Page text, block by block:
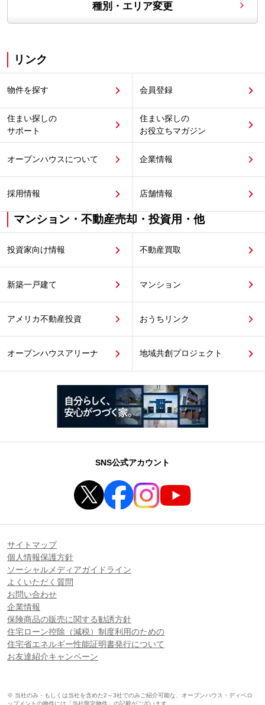
種別・エリア変更
リンク
物件を探す 会員登録
住まい探しの
サポート
住まい探しの
お役立ちマガジン
オープンハウスについて 企業情報
採用情報 店舗情報
マンション・不動産売却・投資用・他
投資家向け情報 不動産買取
新築一戸建て マンション
アメリカ不動産投資 おうちリンク
オープンハウスアリーナ 地域共創プロジェクト
SNS公式アカウント
サイトマップ
個人情報保護方針
ソーシャルメディアガイドライン
よくいただく質問
お問い合わせ
企業情報
保険商品の販売に関する勧誘方針
住宅ローン控除（減税）制度利用のための
住宅省エネルギー性能証明書発行について
お友達紹介キャンペーン
※ 当社のみ・もしくは当社を含めた2～3社でのみご紹介可能な、オープンハウス・ディベロ
ップメントの物件には「当社限定物件」の記載がございます。